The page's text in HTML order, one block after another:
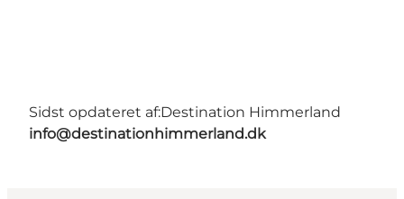
Sidst opdateret af:Destination Himmerland
info@destinationhimmerland.dk